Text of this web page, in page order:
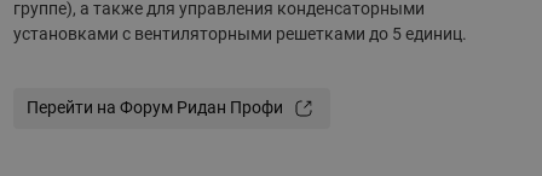
группе), а также для управления конденсаторными
установками с вентиляторными решетками до 5 единиц.
Перейти на Форум Ридан Профи